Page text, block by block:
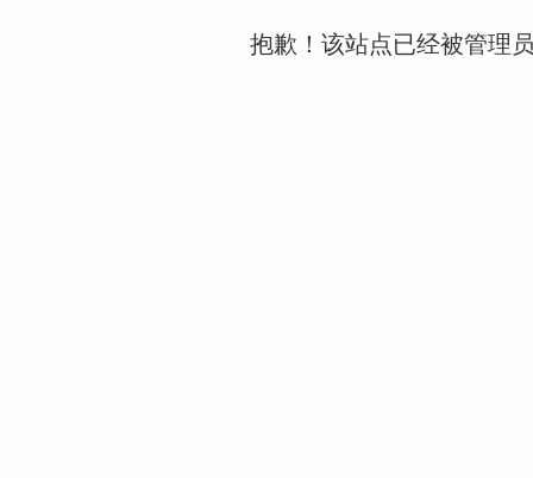
抱歉！该站点已经被管理